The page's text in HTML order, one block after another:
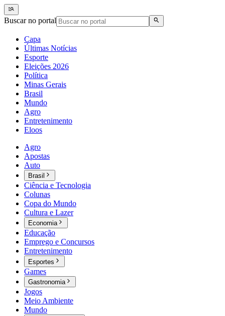
Buscar no portal
Capa
Últimas Notícias
Esporte
Eleições 2026
Política
Minas Gerais
Brasil
Mundo
Agro
Entretenimento
Eloos
Agro
Apostas
Auto
Brasil
Ciência e Tecnologia
Colunas
Copa do Mundo
Cultura e Lazer
Economia
Educação
Emprego e Concursos
Entretenimento
Esportes
Games
Gastronomia
Jogos
Meio Ambiente
Mundo